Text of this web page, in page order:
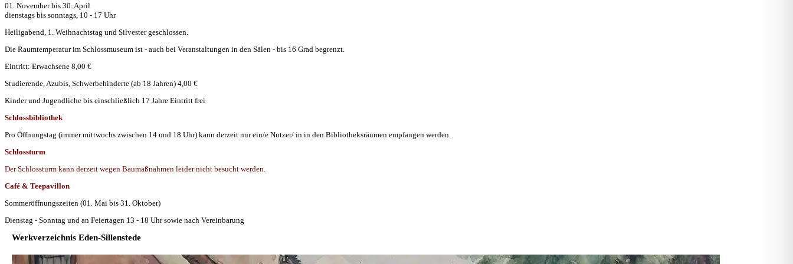
01. November bis 30. April
dienstags bis sonntags, 10 - 17 Uhr
Heiligabend, 1. Weihnachtstag und Silvester geschlossen.
Die Raumtemperatur im Schlossmuseum ist - auch bei Veranstaltungen in den Sälen - bis 16 Grad begrenzt.
Eintritt: Erwachsene 8,00 €
Studierende, Azubis, Schwerbehinderte (ab 18 Jahren) 4,00 €
Kinder und Jugendliche bis einschließlich 17 Jahre Eintritt frei
Schlossbibliothek
Pro Öffnungstag (immer mittwochs zwischen 14 und 18 Uhr) kann derzeit nur ein/e Nutzer/ in in den Bibliotheksräumen empfangen werden.
Schlossturm
Der Schlossturm kann derzeit wegen Baumaßnahmen leider nicht besucht werden.
Café & Teepavillon
Sommeröffnungszeiten (01. Mai bis 31. Oktober)
Dienstag - Sonntag und an Feiertagen 13 - 18 Uhr sowie nach Vereinbarung
Werkverzeichnis Eden-Sillenstede